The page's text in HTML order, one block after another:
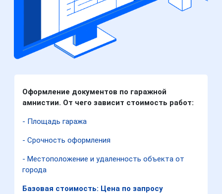
Оформление документов по гаражной
амнистии. От чего зависит стоимость работ:
- Площадь гаража
- Срочность оформления
- Местоположение и удаленность объекта от
города
Базовая стоимость: Цена по запросу